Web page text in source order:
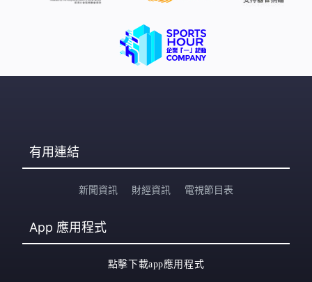
有用連結
新聞資訊 財經資訊 電視節目表
App 應用程式
點擊下載app應用程式